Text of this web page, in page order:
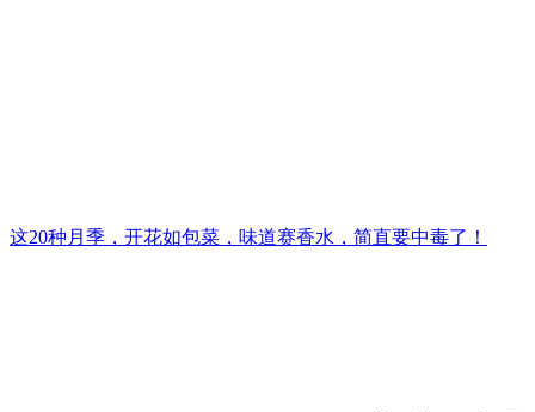
这20种月季，开花如包菜，味道赛香水，简直要中毒了！